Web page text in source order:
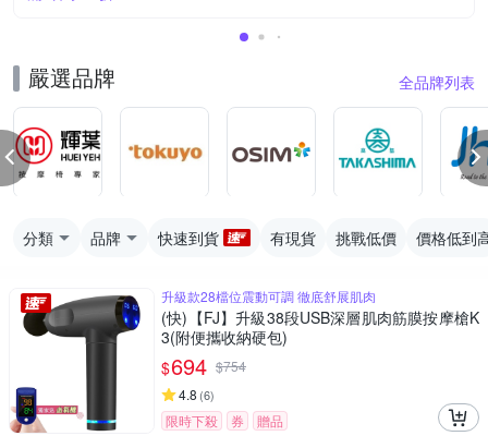
嚴選品牌 全品牌列表
分類 品牌 快速到貨 有現貨 挑戰低價 價格低到
升級款28檔位震動可調 徹底舒展肌肉
(快)【FJ】升級38段USB深層肌肉筋膜按摩槍K
3(附便攜收納硬包)
$694 $754
4.8 (6)
限時下殺 券
贈品